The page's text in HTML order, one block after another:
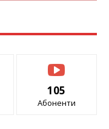
105
Абоненти